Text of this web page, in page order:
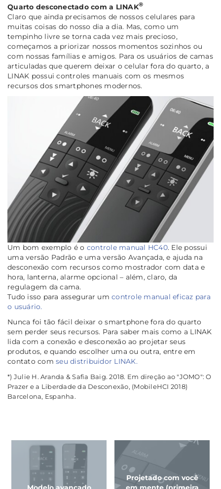
Quarto desconectado com a LINAK®
Claro que ainda precisamos de nossos celulares para
muitas coisas do nosso dia a dia. Mas, como um
tempinho livre se torna cada vez mais precioso,
começamos a priorizar nossos momentos sozinhos ou
com nossas famílias e amigos. Para os usuários de camas
articuladas que querem deixar o celular fora do quarto, a
LINAK possui controles manuais com os mesmos
recursos dos smartphones modernos.
Um bom exemplo é o controle manual HC40. Ele possui
uma versão Padrão e uma versão Avançada, e ajuda na
desconexão com recursos como mostrador com data e
hora, lanterna, alarme opcional – além, claro, da
regulagem da cama.
Tudo isso para assegurar um controle manual eficaz para
o usuário.
Nunca foi tão fácil deixar o smartphone fora do quarto
sem perder seus recursos. Para saber mais como a LINAK
lida com a conexão e desconexão ao projetar seus
produtos, e quando escolher uma ou outra, entre em
contato com seu distribuidor LINAK.
*) Julie H. Aranda & Safia Baig. 2018. Em direção ao "JOMO": O
Prazer e a Liberdade da Desconexão, (MobileHCI 2018)
Barcelona, Espanha.
Projetado com você